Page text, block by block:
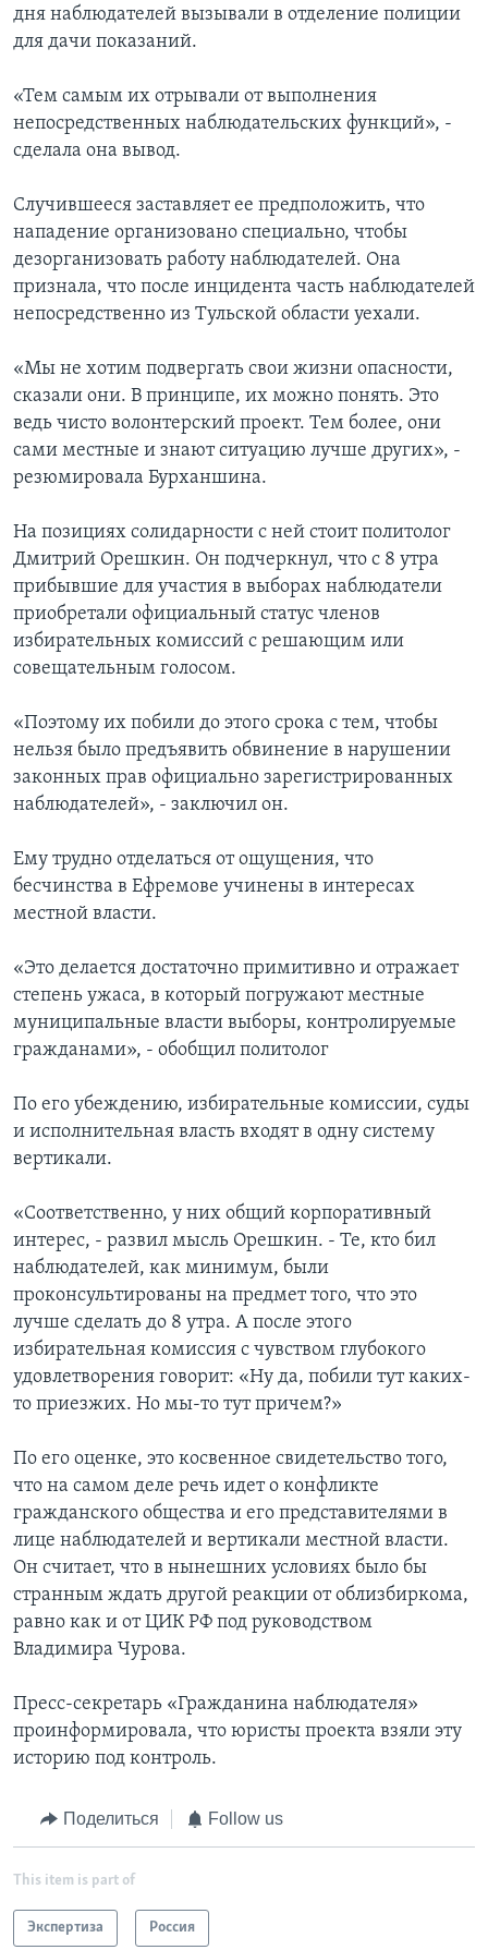
дня наблюдателей вызывали в отделение полиции
для дачи показаний.
«Тем самым их отрывали от выполнения
непосредственных наблюдательских функций», -
сделала она вывод.
Случившееся заставляет ее предположить, что
нападение организовано специально, чтобы
дезорганизовать работу наблюдателей. Она
признала, что после инцидента часть наблюдателей
непосредственно из Тульской области уехали.
«Мы не хотим подвергать свои жизни опасности,
сказали они. В принципе, их можно понять. Это
ведь чисто волонтерский проект. Тем более, они
сами местные и знают ситуацию лучше других», -
резюмировала Бурханшина.
На позициях солидарности с ней стоит политолог
Дмитрий Орешкин. Он подчеркнул, что с 8 утра
прибывшие для участия в выборах наблюдатели
приобретали официальный статус членов
избирательных комиссий с решающим или
совещательным голосом.
«Поэтому их побили до этого срока с тем, чтобы
нельзя было предъявить обвинение в нарушении
законных прав официально зарегистрированных
наблюдателей», - заключил он.
Ему трудно отделаться от ощущения, что
бесчинства в Ефремове учинены в интересах
местной власти.
«Это делается достаточно примитивно и отражает
степень ужаса, в который погружают местные
муниципальные власти выборы, контролируемые
гражданами», - обобщил политолог
По его убеждению, избирательные комиссии, суды
и исполнительная власть входят в одну систему
вертикали.
«Соответственно, у них общий корпоративный
интерес, - развил мысль Орешкин. - Те, кто бил
наблюдателей, как минимум, были
проконсультированы на предмет того, что это
лучше сделать до 8 утра. А после этого
избирательная комиссия с чувством глубокого
удовлетворения говорит: «Ну да, побили тут каких-
то приезжих. Но мы-то тут причем?»
По его оценке, это косвенное свидетельство того,
что на самом деле речь идет о конфликте
гражданского общества и его представителями в
лице наблюдателей и вертикали местной власти.
Он считает, что в нынешних условиях было бы
странным ждать другой реакции от облизбиркома,
равно как и от ЦИК РФ под руководством
Владимира Чурова.
Пресс-секретарь «Гражданина наблюдателя»
проинформировала, что юристы проекта взяли эту
историю под контроль.
Поделиться Follow us
This item is part of
Экспертиза Россия